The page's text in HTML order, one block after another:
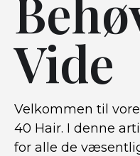
Vide
Velkommen til
40 Hair. I denne
for alle de